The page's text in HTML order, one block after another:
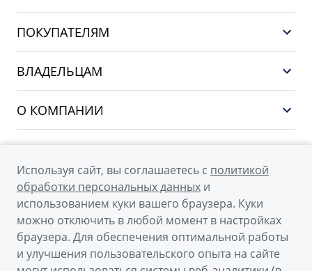
EX5
PREFACE
CITYRAY
ATLAS
OKAVANGO
MONJARO
ПОКУПАТЕЛЯМ
ВЛАДЕЛЬЦАМ
О КОМПАНИИ
Новости
Наша команда
Правовая информация
Контакты
Мы в соцсетях
© 2026
Используя сайт, вы соглашаетесь с политикой
обработки персональных данных и
использованием куки вашего браузера. Куки
можно отключить в любой момент в настройках
браузера. Для обеспечения оптимальной работы
и улучшения пользовательского опыта на сайте